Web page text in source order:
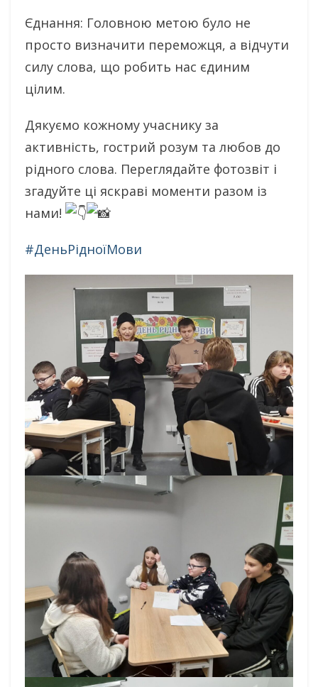
Єднання: Головною метою було не
просто визначити переможця, а відчути
силу слова, що робить нас єдиним
цілим.
Дякуємо кожному учаснику за
активність, гострий розум та любов до
рідного слова. Переглядайте фотозвіт і
згадуйте ці яскраві моменти разом із
нами!
#ДеньРідноїМови